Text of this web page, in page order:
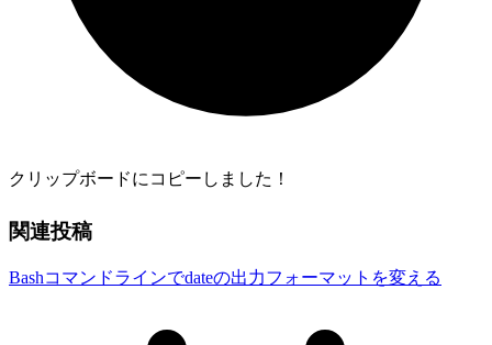
クリップボードにコピーしました！
関連投稿
Bashコマンドラインでdateの出力フォーマットを変える